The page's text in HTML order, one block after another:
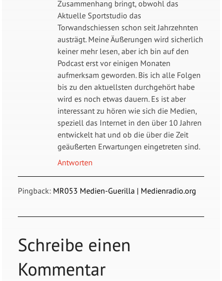
Zusammenhang bringt, obwohl das
Aktuelle Sportstudio das
Torwandschiessen schon seit Jahrzehnten
austrägt. Meine Äußerungen wird sicherlich
keiner mehr lesen, aber ich bin auf den
Podcast erst vor einigen Monaten
aufmerksam geworden. Bis ich alle Folgen
bis zu den aktuellsten durchgehört habe
wird es noch etwas dauern. Es ist aber
interessant zu hören wie sich die Medien,
speziell das Internet in den über 10 Jahren
entwickelt hat und ob die über die Zeit
geäußerten Erwartungen eingetreten sind.
Antworten
Pingback: MR053 Medien-Guerilla | Medienradio.org
Schreibe einen
Kommentar